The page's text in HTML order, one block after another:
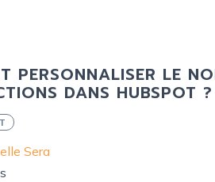
PERSONNALISER LE
DANS HUBSPOT ?
Sera